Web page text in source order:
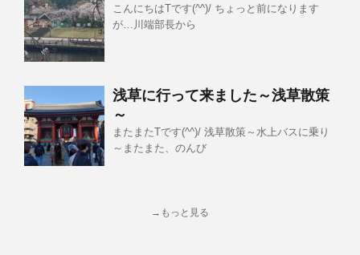
こんにちはTです(^^)/ ちょっと前になります
が…川端部長から
浅草に行って来ました～浅草散策
～
またまたTです(^^)/ 浅草散策～水上バスに乗り
～またまた、のんび
→もっと見る